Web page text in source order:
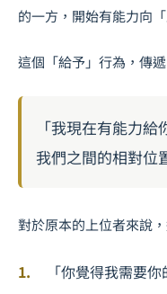
的一方，開始有能力向
這個「給予」行為，傳
「我現在有能力
我們之間的相對位
對於原本的上位者來說
「你覺得我需要